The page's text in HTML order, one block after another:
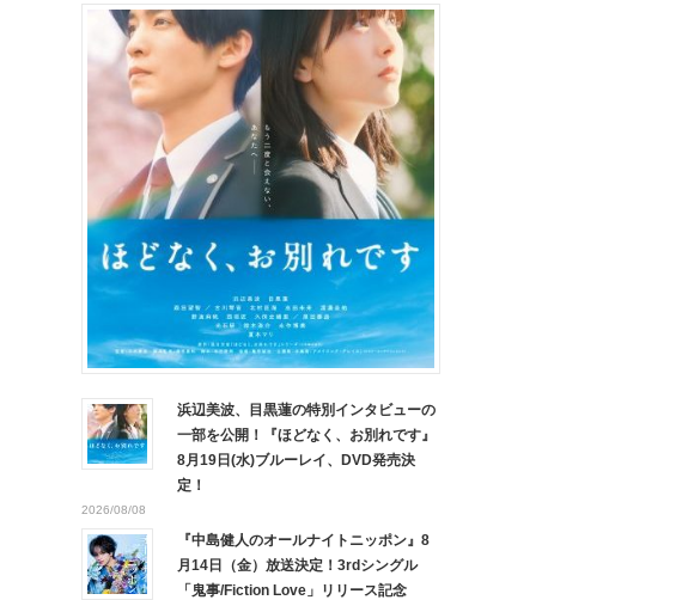
浜辺美波、目黒蓮の特別インタビューの
一部を公開！『ほどなく、お別れです』
8月19日(水)ブルーレイ、DVD発売決
定！
2026/08/08
『中島健人のオールナイトニッポン』8
月14日（金）放送決定！3rdシングル
「鬼事/Fiction Love」リリース記念